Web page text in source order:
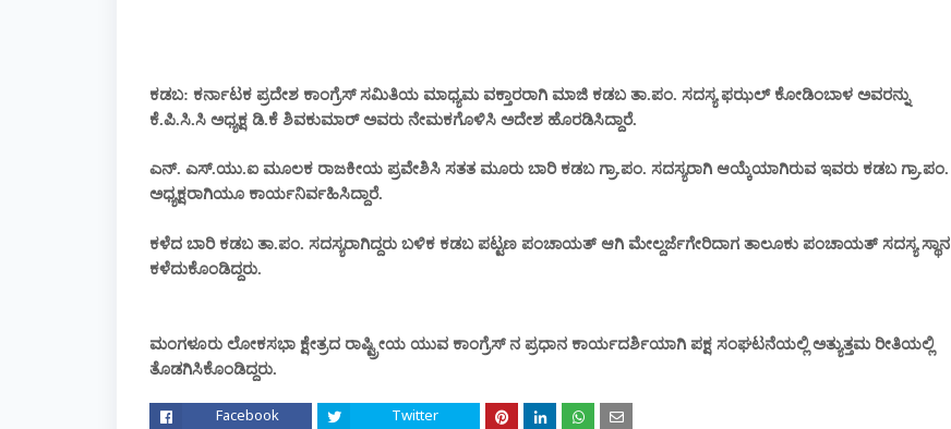
ಕಡಬ: ಕರ್ನಾಟಕ ಪ್ರದೇಶ ಕಾಂಗ್ರೆಸ್ ಸಮಿತಿಯ ಮಾಧ್ಯಮ ವಕ್ತಾರರಾಗಿ ಮಾಜಿ ಕಡಬ ತಾ.ಪಂ. ಸದಸ್ಯ ಫಝಲ್ ಕೋಡಿಂಬಾಳ ಅವರನ್ನು
ಕೆ.ಪಿ.ಸಿ.ಸಿ ಅಧ್ಯಕ್ಷ ಡಿ.ಕೆ ಶಿವಕುಮಾರ್ ಅವರು ನೇಮಕಗೊಳಿಸಿ ಅದೇಶ ಹೊರಡಿಸಿದ್ದಾರೆ.
ಎನ್. ಎಸ್.ಯು.ಐ ಮೂಲಕ ರಾಜಕೀಯ ಪ್ರವೇಶಿಸಿ ಸತತ ಮೂರು ಬಾರಿ ಕಡಬ‌ ಗ್ರಾ.ಪಂ. ಸದಸ್ಯರಾಗಿ ಆಯ್ಕೆಯಾಗಿರುವ ಇವರು ಕಡಬ ಗ್ರಾ.ಪಂ.
ಅಧ್ಯಕ್ಷರಾಗಿಯೂ ಕಾರ್ಯನಿರ್ವಹಿಸಿದ್ದಾರೆ.
ಕಳೆದ ಬಾರಿ ಕಡಬ ತಾ.ಪಂ. ಸದಸ್ಯರಾಗಿದ್ದರು ಬಳಿಕ ಕಡಬ ಪಟ್ಟಣ ಪಂಚಾಯತ್ ಆಗಿ ಮೇಲ್ದರ್ಜೆಗೇರಿದಾಗ ತಾಲೂಕು ಪಂಚಾಯತ್ ಸದಸ್ಯ ಸ್ಥಾನ
ಕಳೆದುಕೊಂಡಿದ್ದರು.
ಮಂಗಳೂರು ಲೋಕಸಭಾ ಕ್ಷೇತ್ರದ ರಾಷ್ಟ್ರೀಯ ಯುವ ಕಾಂಗ್ರೆಸ್ ನ ಪ್ರಧಾನ ಕಾರ್ಯದರ್ಶಿಯಾಗಿ ಪಕ್ಷ ಸಂಘಟನೆಯಲ್ಲಿ ಅತ್ಯುತ್ತಮ ರೀತಿಯಲ್ಲಿ
ತೊಡಗಿಸಿಕೊಂಡಿದ್ದರು.
Facebook Twitter